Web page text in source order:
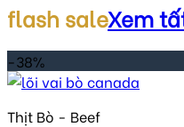
flash saleXem
-38%
Thịt Bò - Beef